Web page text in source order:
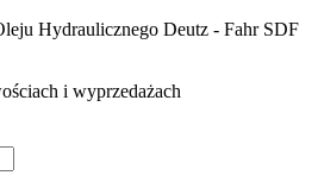
i wyprzedażach